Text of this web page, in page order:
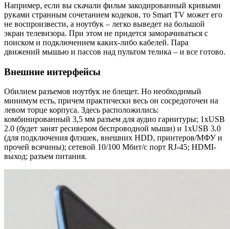
Например, если вы скачали фильм закодированный кривыми
руками странным сочетанием кодеков, то Smart TV может его
не воспроизвести, а ноутбук – легко выведет на большой
экран телевизора. При этом не придется заморачиваться с
поиском и подключением каких-либо кабелей. Пара
движений мышью и пассов над пультом телика – и все готово.
Внешние интерфейсы
Обилием разъемов ноутбук не блещет. Но необходимый
минимум есть, причем практически весь он сосредоточен на
левом торце корпуса. Здесь расположились:
комбинированный 3,5 мм разъем для аудио гарнитуры; 1хUSB
2.0 (будет занят ресивером беспроводной мыши) и 1хUSB 3.0
(для подключения флэшек, внешних HDD, принтеров/МФУ и
прочей всячины); сетевой 10/100 Мбит/с порт RJ-45; HDMI-
выход; разъем питания.